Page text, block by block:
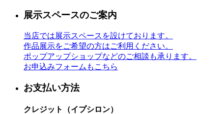
展示スペースのご案内
当店では展示スペースを設けております。
作品展示をご希望の方はご利用ください。
ポップアップショップなどのご相談も承ります。
お申込みフォームもこちら
お支払い方法
クレジット（イプシロン）